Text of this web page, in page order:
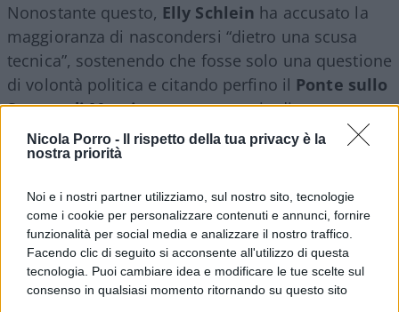
Nicola Porro -
Il rispetto della tua privacy è la
nostra priorità
Noi e i nostri partner utilizziamo, sul nostro sito, tecnologie
come i cookie per personalizzare contenuti e annunci, fornire
funzionalità per social media e analizzare il nostro traffico.
Facendo clic di seguito si acconsente all'utilizzo di questa
tecnologia. Puoi cambiare idea e modificare le tue scelte sul
consenso in qualsiasi momento ritornando su questo sito
Nonostante questo, Elly Schlein ha accusato la
maggioranza di nascondersi “dietro una scusa
tecnica”, sostenendo che fosse solo una questione
di volontà politica e citando perfino il Ponte sullo
Stretto di Messinacome esempio di coperture
trovate altrove. Un paragone che non regge,
perché le coperture non sono intercambiabili a
finanziare spese strutturali con poste incerte. È la
differenza tra annunciare e governare.